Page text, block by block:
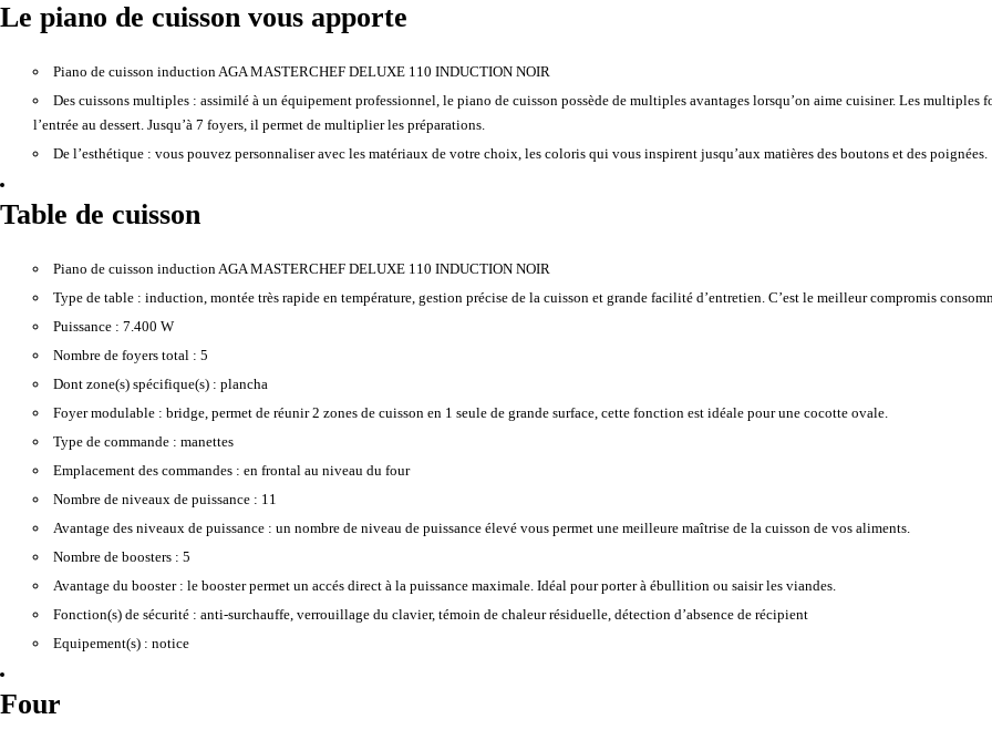
Le piano de cuisson vous apporte
Piano de cuisson induction AGA MASTERCHEF DELUXE 110 INDUCTION NOIR
Des cuissons multiples : assimilé à un équipement professionnel, le piano de cuisson possède de multiples avantages lorsqu’on aime cuisiner. Les
l’entrée au dessert. Jusqu’à 7 foyers, il permet de multiplier les préparations.
De l’esthétique : vous pouvez personnaliser avec les matériaux de votre choix, les coloris qui vous inspirent jusqu’aux matières des boutons et des poignées.
Table de cuisson
Piano de cuisson induction AGA MASTERCHEF DELUXE 110 INDUCTION NOIR
Type de table : induction, montée très rapide en température, gestion précise de la cuisson et grande facilité d’entretien. C’est le meilleur compromis
Puissance : 7.400 W
Nombre de foyers total : 5
Dont zone(s) spécifique(s) : plancha
Foyer modulable : bridge, permet de réunir 2 zones de cuisson en 1 seule de grande surface, cette fonction est idéale pour une cocotte ovale.
Type de commande : manettes
Emplacement des commandes : en frontal au niveau du four
Nombre de niveaux de puissance : 11
Avantage des niveaux de puissance : un nombre de niveau de puissance élevé vous permet une meilleure maîtrise de la cuisson de vos aliments.
Nombre de boosters : 5
Avantage du booster : le booster permet un accés direct à la puissance maximale. Idéal pour porter à ébullition ou saisir les viandes.
Fonction(s) de sécurité : anti-surchauffe, verrouillage du clavier, témoin de chaleur résiduelle, détection d’absence de récipient
Equipement(s) : notice
Four